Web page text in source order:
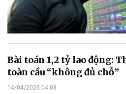
Bài toán 1,2 tỷ lao động:
toàn cầu “không đủ chỗ”
14/04/2026 04:08